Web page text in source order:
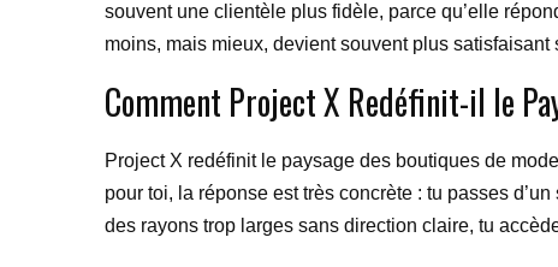
souvent une clientèle plus fidèle, parce qu’elle
moins, mais mieux, devient souvent plus satisfaisant
Comment Project X Redéfinit-il le
Project X redéfinit le paysage des boutiques de
pour toi, la réponse est très concrète : tu passes
des rayons trop larges sans direction claire, tu